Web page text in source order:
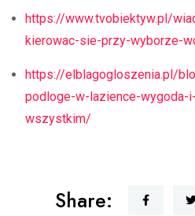
https://www.tvobiektyw.pl/
kierowac-sie-przy-wyborze-
https://elblagogloszenia.pl/
podloge-w-lazience-
wszystkim/
Share: